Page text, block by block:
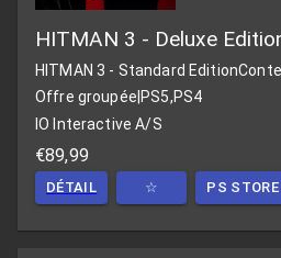
HITMAN 3 - Deluxe
HITMAN 3 - Standard Edition
Offre groupée PS5,PS4
IO Interactive A/S
€89,99
DÉTAIL ☆ PS STORE